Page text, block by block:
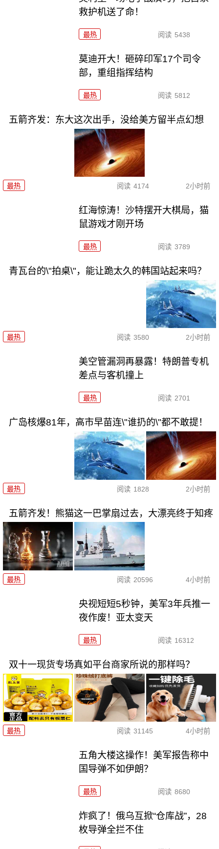
救护机送了命！
最热 阅读 5438
莫迪开大！砸碎印军17个司令
部，重组指挥结构
最热 阅读 5812
五箭齐发：东大这次出手，没给美方留半点幻想
最热 阅读 4174 2小时前
红海惊涛！沙特摆开大棋局，猫
鼠游戏才刚开场
最热 阅读 3789
青瓦台的\"拍桌\"，能让跪太久的韩国站起来吗？
最热 阅读 3580 2小时前
美空管漏洞再暴露！特朗普专机
差点与客机撞上
最热 阅读 2701
广岛核爆81年，高市早苗连\"谁扔的\"都不敢提！
最热 阅读 1828 2小时前
五箭齐发！熊猫这一巴掌扇过去，大漂亮终于知疼
最热 阅读 20596 4小时前
央视短短5秒钟，美军3年兵推一
夜作废！亚太变天
最热 阅读 16312
双十一现货专场真如平台商家所说的那样吗？
最热 阅读 31145 4小时前
五角大楼这操作！美军报告称中
国导弹不如伊朗？
最热 阅读 8680
炸疯了！俄乌互掀“仓库战”，28
枚导弹全拦不住